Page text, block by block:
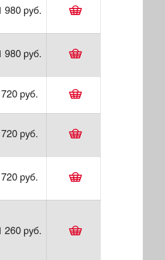
980 руб.
980 руб.
720 руб.
720 руб.
720 руб.
260 руб.